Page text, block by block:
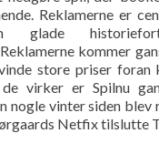
Reklamerne er
glade
kommer
store priser foran
de virker er Spilnu
nogle vinter siden blev
Netfix tilslutte